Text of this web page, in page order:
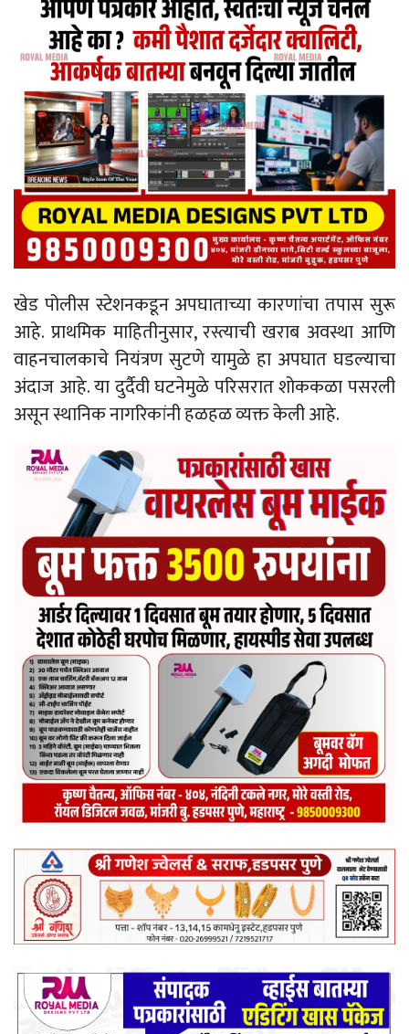
खेड पोलीस स्टेशनकडून अपघाताच्या कारणांचा तपास सुरू
आहे. प्राथमिक माहितीनुसार, रस्त्याची खराब अवस्था आणि
वाहनचालकाचे नियंत्रण सुटणे यामुळे हा अपघात घडल्याचा
अंदाज आहे. या दुर्दैवी घटनेमुळे परिसरात शोककळा पसरली
असून स्थानिक नागरिकांनी हळहळ व्यक्त केली आहे.